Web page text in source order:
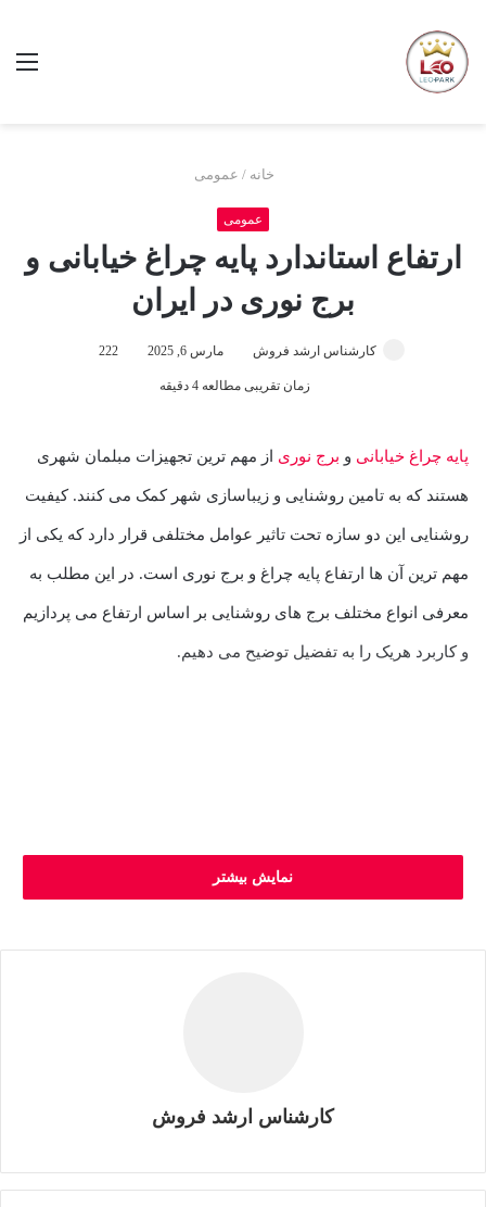
خانه / عمومی
عمومی
ارتفاع استاندارد پایه چراغ خیابانی و
برج نوری در ایران
کارشناس ارشد فروش مارس 6, 2025 222
زمان تقریبی مطالعه 4 دقیقه
پایه چراغ خیابانی و برج نوری از مهم ترین تجهیزات مبلمان شهری
هستند که به تامین روشنایی و زیباسازی شهر کمک می کنند. کیفیت
روشنایی این دو سازه تحت تاثیر عوامل مختلفی قرار دارد که یکی از
مهم ترین آن ها ارتفاع پایه چراغ و برج نوری است. در این مطلب به
معرفی انواع مختلف برج های روشنایی بر اساس ارتفاع می پردازیم
و کاربرد هریک را به تفضیل توضیح می دهیم.
نمایش بیشتر
کارشناس ارشد فروش